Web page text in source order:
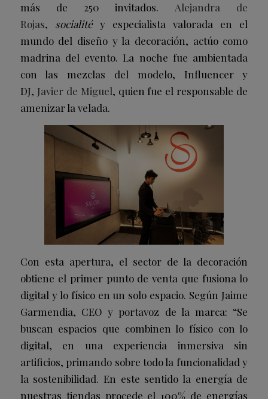
más de 250 invitados. Alejandra de
Rojas, socialité y especialista valorada en el
mundo del diseño y la decoración, actúo como
madrina del evento. La noche fue ambientada
con las mezclas del modelo, Influencer y
DJ, Javier de Miguel, quien fue el responsable de
amenizar la velada.
Con esta apertura, el sector de la decoración
obtiene el primer punto de venta que fusiona lo
digital y lo físico en un solo espacio. Según Jaime
Garmendia, CEO y portavoz de la marca: “Se
buscan espacios que combinen lo físico con lo
digital, en una experiencia inmersiva sin
artificios, primando sobre todo la funcionalidad y
la sostenibilidad. En este sentido la energía de
nuestras tiendas procede el 100% de energías